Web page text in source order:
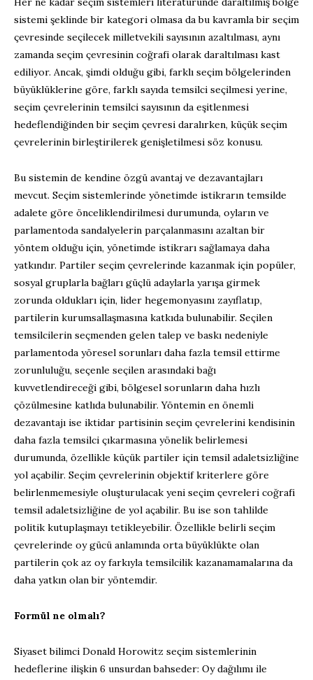
sistemi şeklinde bir kategori olmasa da bu kavramla bir seçim
çevresinde seçilecek milletvekili sayısının azaltılması, aynı
zamanda seçim çevresinin coğrafi olarak daraltılması kast
ediliyor. Ancak, şimdi olduğu gibi, farklı seçim bölgelerinden
büyüklüklerine göre, farklı sayıda temsilci seçilmesi yerine,
seçim çevrelerinin temsilci sayısının da eşitlenmesi
hedeflendiğinden bir seçim çevresi daralırken, küçük seçim
çevrelerinin birleştirilerek genişletilmesi söz konusu.
Bu sistemin de kendine özgü avantaj ve dezavantajları
mevcut. Seçim sistemlerinde yönetimde istikrarın temsilde
adalete göre önceliklendirilmesi durumunda, oyların ve
parlamentoda sandalyelerin parçalanmasını azaltan bir
yöntem olduğu için, yönetimde istikrarı sağlamaya daha
yatkındır. Partiler seçim çevrelerinde kazanmak için popüler,
sosyal gruplarla bağları güçlü adaylarla yarışa girmek
zorunda oldukları için, lider hegemonyasını zayıflatıp,
partilerin kurumsallaşmasına katkıda bulunabilir. Seçilen
temsilcilerin seçmenden gelen talep ve baskı nedeniyle
parlamentoda yöresel sorunları daha fazla temsil ettirme
zorunluluğu, seçenle seçilen arasındaki bağı
kuvvetlendireceği gibi, bölgesel sorunların daha hızlı
çözülmesine katlıda bulunabilir. Yöntemin en önemli
dezavantajı ise iktidar partisinin seçim çevrelerini kendisinin
daha fazla temsilci çıkarmasına yönelik belirlemesi
durumunda, özellikle küçük partiler için temsil adaletsizliğine
yol açabilir. Seçim çevrelerinin objektif kriterlere göre
belirlenmemesiyle oluşturulacak yeni seçim çevreleri coğrafi
temsil adaletsizliğine de yol açabilir. Bu ise son tahlilde
politik kutuplaşmayı tetikleyebilir. Özellikle belirli seçim
çevrelerinde oy gücü anlamında orta büyüklükte olan
partilerin çok az oy farkıyla temsilcilik kazanamamalarına da
daha yatkın olan bir yöntemdir.
Formül ne olmalı?
Siyaset bilimci Donald Horowitz seçim sistemlerinin
hedeflerine ilişkin 6 unsurdan bahseder: Oy dağılımı ile